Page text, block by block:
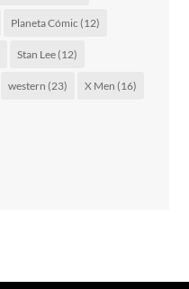
Planeta Cómic (12)
Stan Lee(12)
western (23) X Men (16)